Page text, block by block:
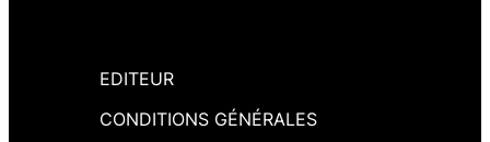
EDITEUR
CONDITIONS GÉNÉRALES